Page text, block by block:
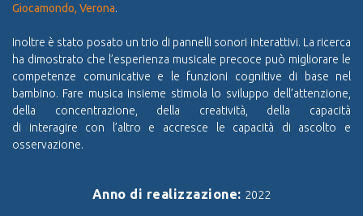
Giocamondo, Verona.
Inoltre è stato posato un trio di pannelli sonori interattivi. La ricerca
ha dimostrato che l’esperienza musicale precoce può migliorare le
competenze comunicative e le funzioni cognitive di base nel
bambino. Fare musica insieme stimola lo sviluppo dell’attenzione,
della concentrazione, della creatività, della capacità
di interagire
con l’altro e accresce le capacità di ascolto e
osservazione.
Anno di realizzazione: 2022